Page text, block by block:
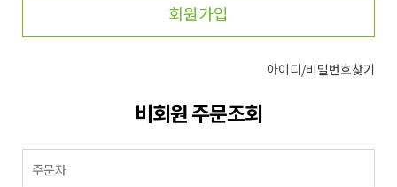
회원가입
아이디/비밀번호찾기
비회원 주문조회